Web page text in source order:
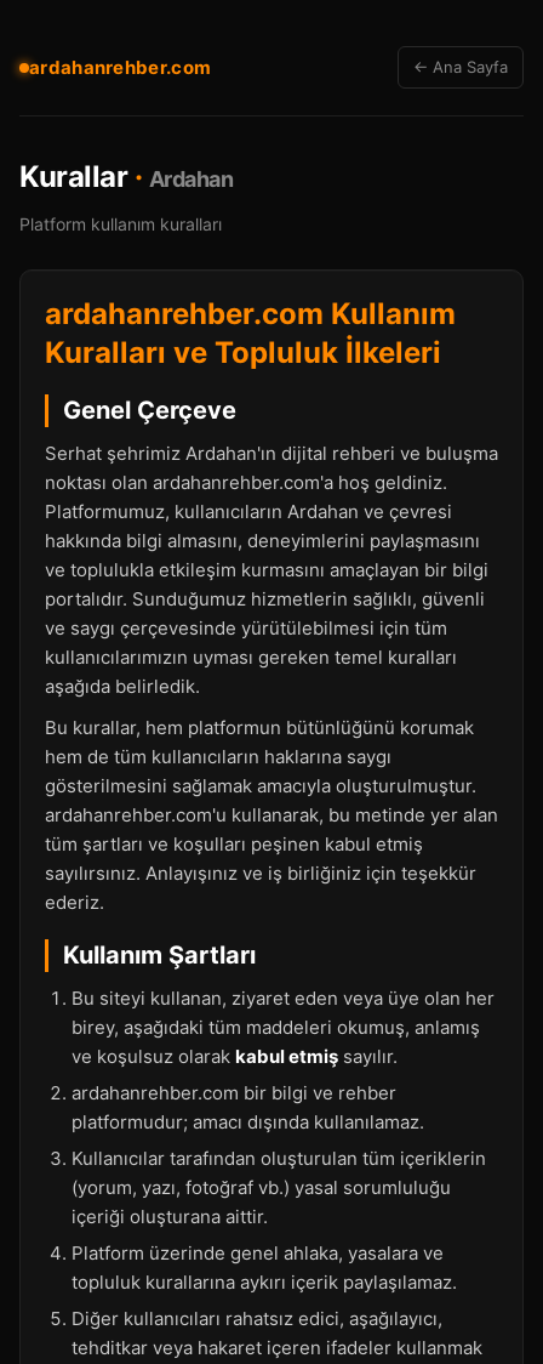
ardahanrehber.com ← Ana Sayfa
Kurallar · Ardahan
Platform kullanım kuralları
ardahanrehber.com Kullanım
Kuralları ve Topluluk İlkeleri
Genel Çerçeve
Serhat şehrimiz Ardahan'ın dijital rehberi ve buluşma
noktası olan ardahanrehber.com'a hoş geldiniz.
Platformumuz, kullanıcıların Ardahan ve çevresi
hakkında bilgi almasını, deneyimlerini paylaşmasını
ve toplulukla etkileşim kurmasını amaçlayan bir bilgi
portalıdır. Sunduğumuz hizmetlerin sağlıklı, güvenli
ve saygı çerçevesinde yürütülebilmesi için tüm
kullanıcılarımızın uyması gereken temel kuralları
aşağıda belirledik.
Bu kurallar, hem platformun bütünlüğünü korumak
hem de tüm kullanıcıların haklarına saygı
gösterilmesini sağlamak amacıyla oluşturulmuştur.
ardahanrehber.com'u kullanarak, bu metinde yer alan
tüm şartları ve koşulları peşinen kabul etmiş
sayılırsınız. Anlayışınız ve iş birliğiniz için teşekkür
ederiz.
Kullanım Şartları
Bu siteyi kullanan, ziyaret eden veya üye olan her
birey, aşağıdaki tüm maddeleri okumuş, anlamış
ve koşulsuz olarak kabul etmiş sayılır.
ardahanrehber.com bir bilgi ve rehber
platformudur; amacı dışında kullanılamaz.
Kullanıcılar tarafından oluşturulan tüm içeriklerin
(yorum, yazı, fotoğraf vb.) yasal sorumluluğu
içeriği oluşturana aittir.
Platform üzerinde genel ahlaka, yasalara ve
topluluk kurallarına aykırı içerik paylaşılamaz.
Diğer kullanıcıları rahatsız edici, aşağılayıcı,
tehditkar veya hakaret içeren ifadeler kullanmak